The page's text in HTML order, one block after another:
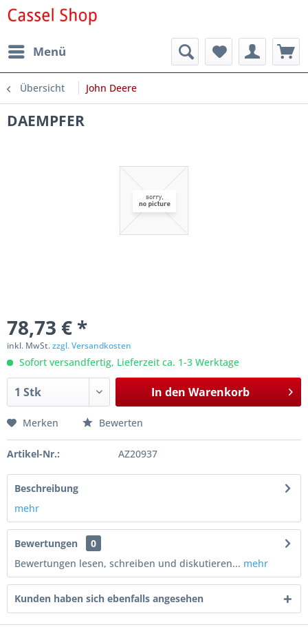
Menü
Übersicht John Deere
DAEMPFER
78,73 € *
inkl. MwSt.zzgl. Versandkosten
Sofort versandfertig, Lieferzeit ca. 1-3 Werktage
In den Warenkorb
Merken Bewerten
Artikel-Nr.: AZ20937
Beschreibung
mehr
Bewertungen
0
Bewertungen lesen, schreiben und diskutieren... mehr
Kunden haben sich ebenfalls angesehen